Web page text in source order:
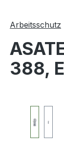
Arbeitsschutz
388,